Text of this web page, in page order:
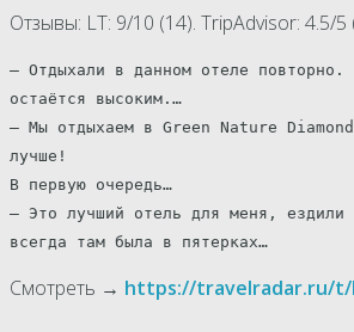
Отзывы: LT: 9/10 (14). TripAdvisor: 4.5/5
— Отдыхали в данном отеле
остаётся высоким.…
— Мы отдыхаем в Green Nature
лучше!
В первую очередь…
— Это лучший отель для меня, ездили
всегда там была в пятерках…
Смотреть → https://travelradar.ru/t/